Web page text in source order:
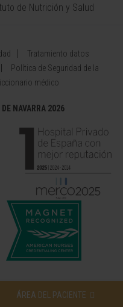
ÁREA DEL PACIENTE
de Nutrición y Salud
Tratamiento datos
Política de Seguridad de la
médico
NAVARRA 2026